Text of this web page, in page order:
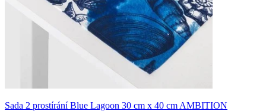
Sada 2 prostírání Blue Lagoon 30 cm x 40 cm AMBITION